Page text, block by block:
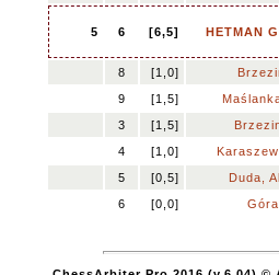
5 6 [6,5] HETMAN
8 [1,0]
9
[1,5]
3
[1,5]
4
[1,0]
5
[0,5] Duda,
6
[0,0]